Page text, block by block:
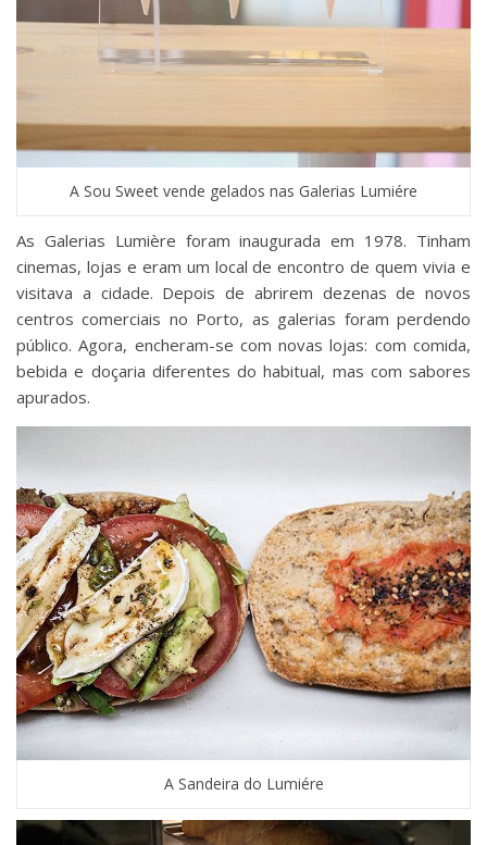
A Sou Sweet vende gelados nas Galerias Lumiére
As Galerias Lumière foram inaugurada em 1978. Tinham
cinemas, lojas e eram um local de encontro de quem vivia e
visitava a cidade. Depois de abrirem dezenas de novos
centros comerciais no Porto, as galerias foram perdendo
público. Agora, encheram-se com novas lojas: com comida,
bebida e doçaria diferentes do habitual, mas com sabores
apurados.
A Sandeira do Lumiére